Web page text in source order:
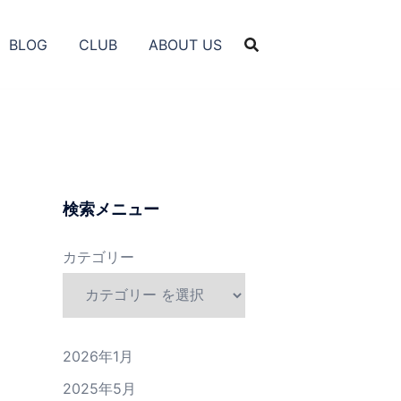
BLOG CLUB ABOUT US
検索メニュー
カテゴリー
2026年1月
2025年5月